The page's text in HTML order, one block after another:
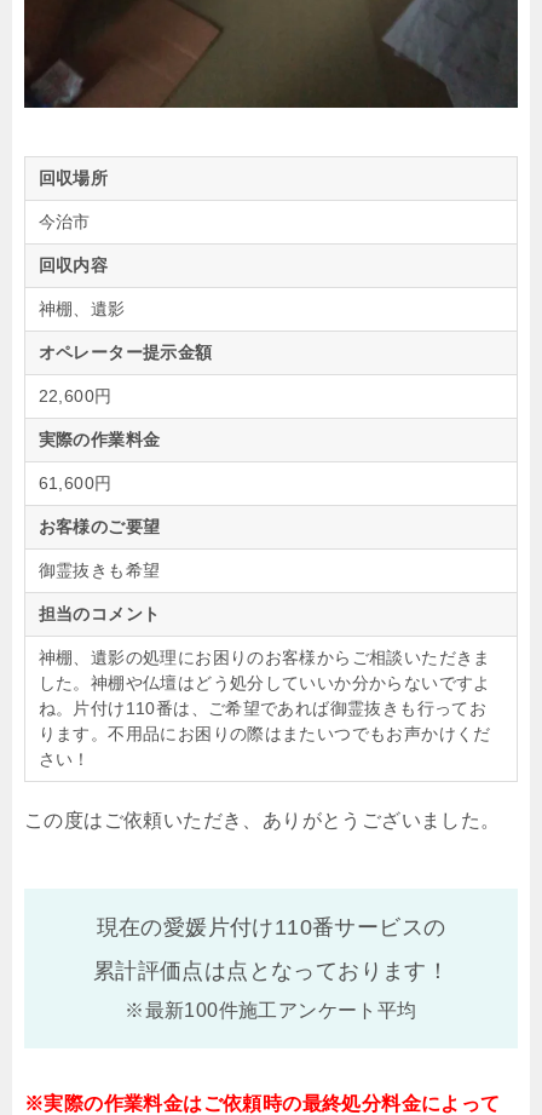
回収場所
今治市
回収内容
神棚、遺影
オペレーター提示金額
22,600円
実際の作業料金
61,600円
お客様のご要望
御霊抜きも希望
担当のコメント
神棚、遺影の処理にお困りのお客様からご相談いただきま
した。神棚や仏壇はどう処分していいか分からないですよ
ね。片付け110番は、ご希望であれば御霊抜きも行ってお
ります。不用品にお困りの際はまたいつでもお声かけくだ
さい！
この度はご依頼いただき、ありがとうございました。
現在の愛媛片付け110番サービスの
累計評価点は点となっております！
※最新100件施工アンケート平均
※実際の作業料金はご依頼時の最終処分料金によって